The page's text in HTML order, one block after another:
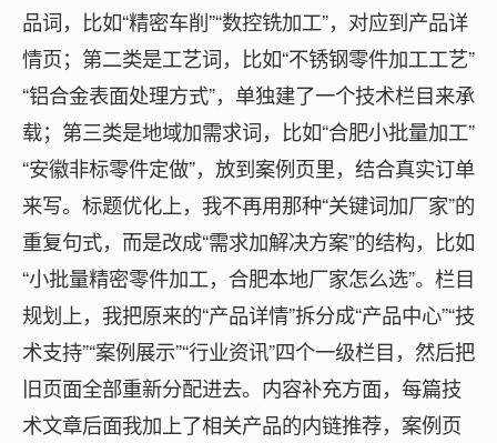
品词，比如“精密车削”“数控铣加工”，对应到产品详
情页；第二类是工艺词，比如“不锈钢零件加工工艺”
“铝合金表面处理方式”，单独建了一个技术栏目来承
载；第三类是地域加需求词，比如“合肥小批量加工”
“安徽非标零件定做”，放到案例页里，结合真实订单
来写。标题优化上，我不再用那种“关键词加厂家”的
重复句式，而是改成“需求加解决方案”的结构，比如
“小批量精密零件加工，合肥本地厂家怎么选”。栏目
规划上，我把原来的“产品详情”拆分成“产品中心”“技
术支持”“案例展示”“行业资讯”四个一级栏目，然后把
旧页面全部重新分配进去。内容补充方面，每篇技
术文章后面我加上了相关产品的内链推荐，案例页